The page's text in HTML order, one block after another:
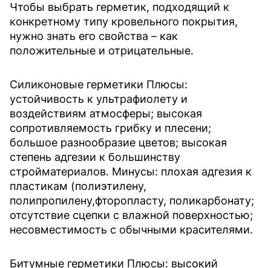
Чтобы выбрать герметик, подходящий к
конкретному типу кровельного покрытия,
нужно знать его свойства – как
положительные и отрицательные.
Силиконовые герметики Плюсы:
устойчивость к ультрафиолету и
воздействиям атмосферы; высокая
сопротивляемость грибку и плесени;
большое разнообразие цветов; высокая
степень адгезии к большинству
стройматериалов. Минусы: плохая адгезия к
пластикам (полиэтилену,
полипропилену,фторопласту, поликарбонату;
отсутствие сцепки с влажной поверхностью;
несовместимость с обычными красителями.
Битумные герметики Плюсы: высокий